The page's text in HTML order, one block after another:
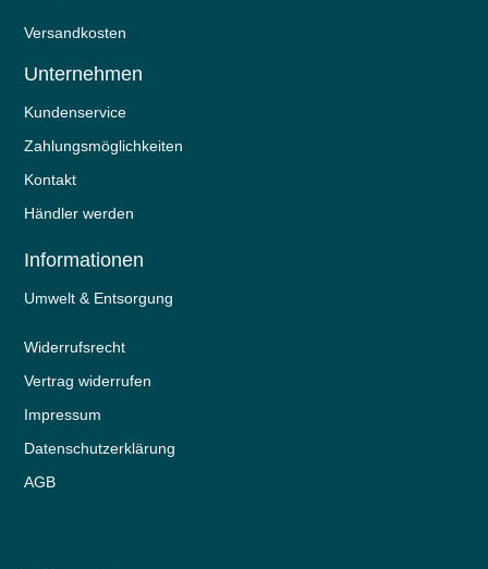
Versandkosten
Unternehmen
Kundenservice
Zahlungsmöglichkeiten
Kontakt
Händler werden
Informationen
Umwelt & Entsorgung
Widerrufs­recht
Vertrag widerrufen
Impressum
Daten­schutz­erklärung
AGB